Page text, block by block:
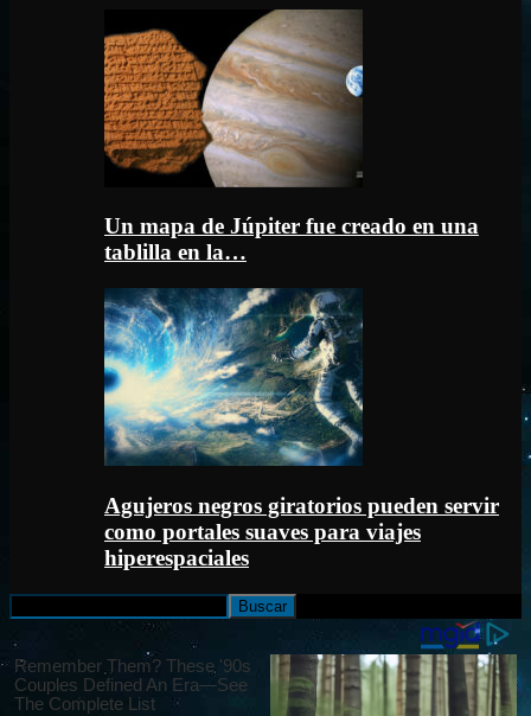
Un mapa de Júpiter fue creado en una
tablilla en la…
Agujeros negros giratorios pueden servir
como portales suaves para viajes
hiperespaciales